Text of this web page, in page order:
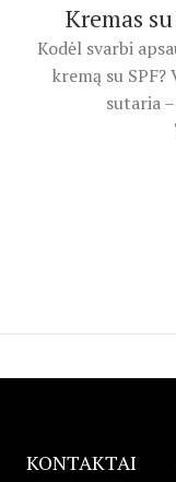
Kremas
Kodėl svarbi
kremą su
sutaria
KONTAKTAI